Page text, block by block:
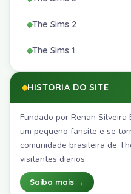
The Sims 2
The Sims 1
HISTORIA DO SITE
Fundado por Renan Silveira
um pequeno fansite e se
comunidade brasileira de
visitantes diarios.
Saiba mais →